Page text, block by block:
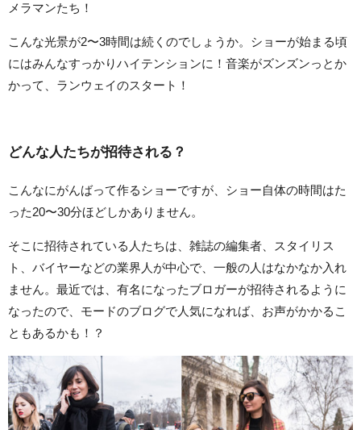
メラマンたち！
こんな光景が2〜3時間は続くのでしょうか。ショーが始まる頃
にはみんなすっかりハイテンションに！音楽がズンズンっとか
かって、ランウェイのスタート！
どんな人たちが招待される？
こんなにがんばって作るショーですが、ショー自体の時間はた
った20〜30分ほどしかありません。
そこに招待されている人たちは、雑誌の編集者、スタイリス
ト、バイヤーなどの業界人が中心で、一般の人はなかなか入れ
ません。最近では、有名になったブロガーが招待されるように
なったので、モードのブログで人気になれば、お声がかかるこ
ともあるかも！？